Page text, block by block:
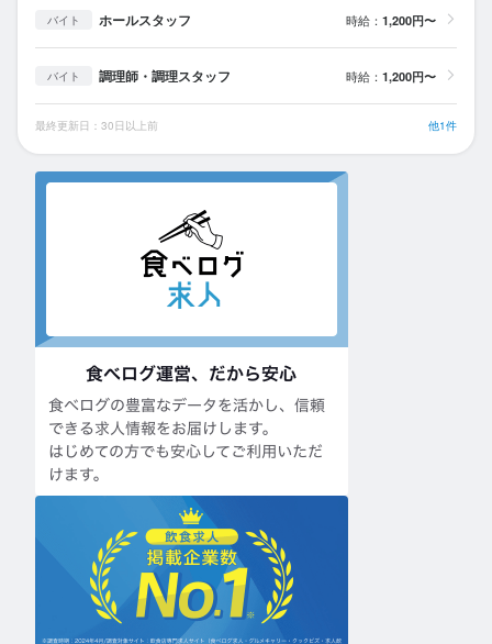
バイト ホールスタッフ 時給： 1,200円〜
バイト 調理師・調理スタッフ 時給： 1,200円〜
最終更新日：30日以上前 他1件